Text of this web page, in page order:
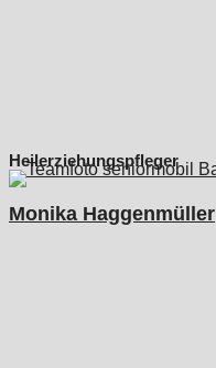
Heilerziehungspfleger
Monika Haggenmüller